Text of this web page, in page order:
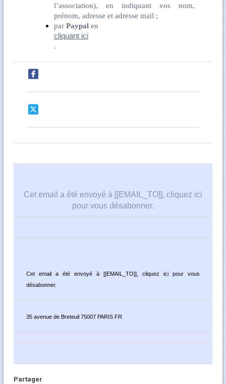
l’association), en indiquant vos nom,
prénom, adresse et adresse mail ;
par Paypal en
cliquant ici
.
Cet email a été envoyé à [[EMAIL_TO]], cliquez ici
pour vous désabonner.
Cet email a été envoyé à [[EMAIL_TO]], cliquez ici pour vous
désabonner.
35 avenue de Breteuil 75007 PARIS FR
Partager